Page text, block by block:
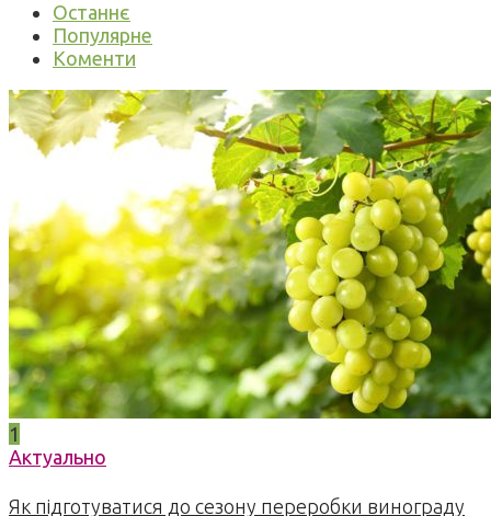
Останнє
Популярне
Коменти
1
Актуально
Як підготуватися до сезону переробки винограду